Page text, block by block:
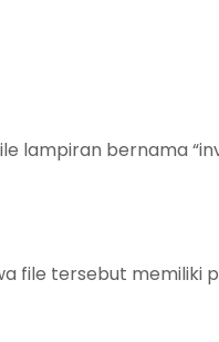
lampiran bernama
file tersebut memiliki